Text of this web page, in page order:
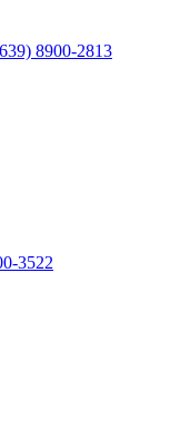
8900-2813
3522